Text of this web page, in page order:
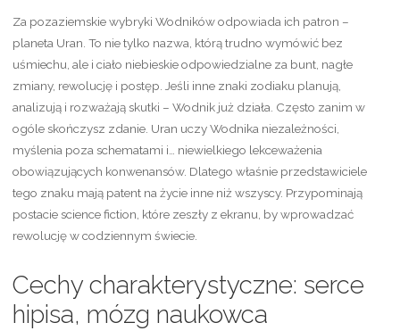
Za pozaziemskie wybryki Wodników odpowiada ich patron –
planeta Uran. To nie tylko nazwa, którą trudno wymówić bez
uśmiechu, ale i ciało niebieskie odpowiedzialne za bunt, nagłe
zmiany, rewolucję i postęp. Jeśli inne znaki zodiaku planują,
analizują i rozważają skutki – Wodnik już działa. Często zanim w
ogóle skończysz zdanie. Uran uczy Wodnika niezależności,
myślenia poza schematami i… niewielkiego lekceważenia
obowiązujących konwenansów. Dlatego właśnie przedstawiciele
tego znaku mają patent na życie inne niż wszyscy. Przypominają
postacie science fiction, które zeszły z ekranu, by wprowadzać
rewolucję w codziennym świecie.
Cechy charakterystyczne: serce
hipisa, mózg naukowca